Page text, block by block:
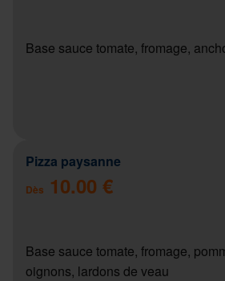
Base sauce tomate, fromage,
Pizza paysanne
Dès 10.00 €
Base sauce tomate, fromage,
oignons, lardons de veau